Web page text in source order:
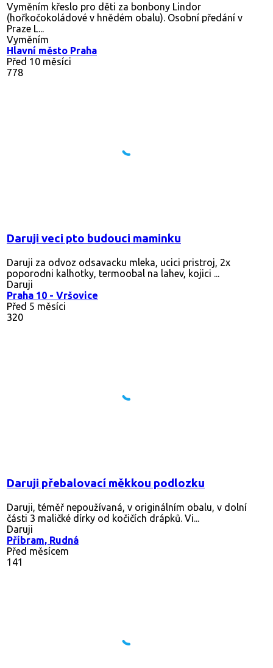
Vyměním křeslo pro děti za bonbony Lindor
(hořkočokoládové v hnědém obalu). Osobní předání v
Praze L...
Vyměním
Hlavní město Praha
Před 10 měsíci
778
Daruji veci pto budouci maminku
Daruji za odvoz odsavacku mleka, ucici pristroj, 2x
poporodni kalhotky, termoobal na lahev, kojici ...
Daruji
Praha 10 - Vršovice
Před 5 měsíci
320
Daruji přebalovací měkkou podlozku
Daruji, téměř nepoužívaná, v originálním obalu, v dolní
části 3 maličké dírky od kočičích drápků. Vi...
Daruji
Příbram, Rudná
Před měsícem
141